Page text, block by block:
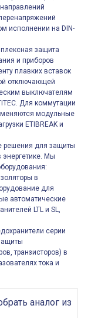
исполнении на DIN-
защита
и приборов
плавких вставок
отключающей
выключателям
Для коммутации
модульные
ETIBREAK и
решения для защиты
энергетике. Мы
в
для
автоматические
LTL и SL,
серии
транзисторов) в
тока и
аналог из